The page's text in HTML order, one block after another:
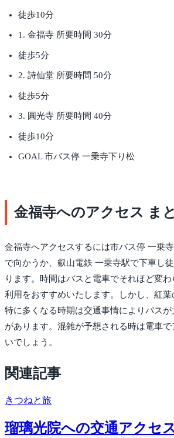
徒歩10分
1. 金福寺 所要時間 30分
徒歩5分
2. 詩仙堂 所要時間 50分
徒歩5分
3. 圓光寺 所要時間 40分
徒歩10分
GOAL 市バス停 一乗寺下り松
金福寺へのアクセス ま
金福寺へアクセスするには市バス停 一乗
で向かうか、叡山電鉄 一乗寺駅で下車し
ります。時間はバスと電車でそれほど変
利用をおすすめいたします。しかし、紅
特に多くなる時期は交通事情によりバス
があります。混雑が予想される時は電車
いでしょう。
関連記事
きつねと旅
瑠璃光院への交通アクセ